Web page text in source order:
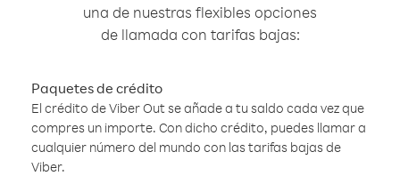
una de nuestras flexibles opciones
de llamada con tarifas bajas:
Paquetes de crédito
El crédito de Viber Out se añade a tu saldo cada vez que
compres un importe. Con dicho crédito, puedes llamar a
cualquier número del mundo con las tarifas bajas de
Viber.